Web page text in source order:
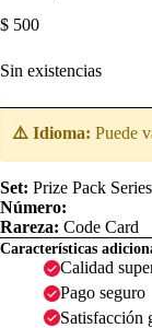
$ 500
Sin existencias
⚠️ Idioma: Puede
Set: Prize Pack
Número:
Rareza: Code Card
Características
Calidad
Pago seguro
Satisfacción